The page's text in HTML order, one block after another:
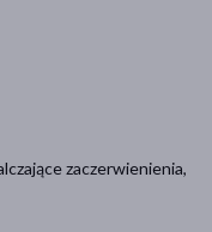
zaczerwienienia,